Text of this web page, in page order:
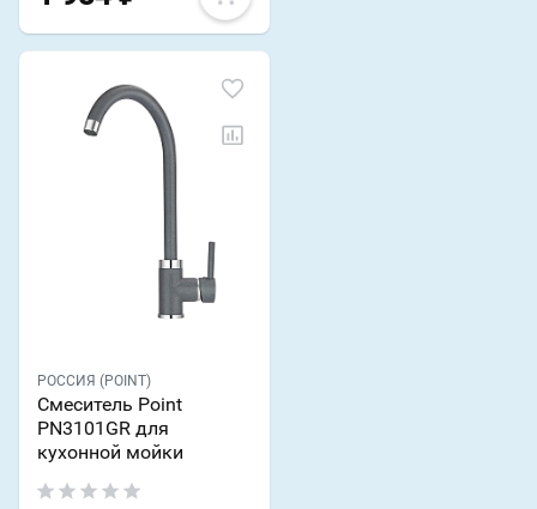
РОССИЯ (POINT)
Смеситель Point
PN3101GR для
кухонной мойки